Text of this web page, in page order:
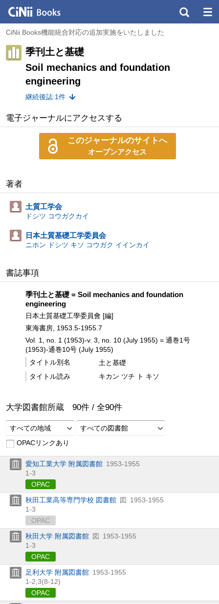
CiNii Books機能統合対応の追加実施をいたしました
季刊土と基礎
Soil mechanics and foundation
engineering
継続後誌:1件
電子ジャーナルにアクセスする
このジャーナルのサイトへ
オープンアクセス
著者
土質工学会
ドシツ コウガクカイ
日本土質基礎工学委員会
ニホン ドシツ キソ コウガク イインカイ
書誌事項
季刊土と基礎 = Soil mechanics and foundation
engineering
日本土質基礎工學委員會 [編]
東海書房, 1953.5-1955.7
Vol. 1, no. 1 (1953)-v. 3, no. 10 (July 1955) = 通巻1号
(1953)-通巻10号 (July 1955)
タイトル別名
土と基礎
タイトル読み
キカン ツチ ト キソ
大学図書館所蔵 90件 / 全90件
すべての地域
すべての図書館
OPACリンクあり
愛知工業大学 附属図書館 1953-1955
1-3
OPAC
秋田工業高等専門学校 図書館 図
1953-1955
1-3
OPAC
秋田大学 附属図書館 図
1953-1955
1-3
OPAC
足利大学 附属図書館 1953-1955
1-2,3(8-12)
OPAC